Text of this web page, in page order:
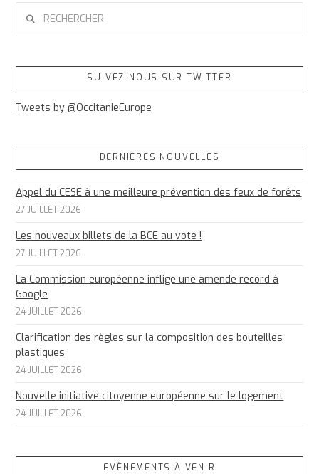
SUIVEZ-NOUS SUR TWITTER
Tweets by @OccitanieEurope
DERNIÈRES NOUVELLES
Appel du CESE à une meilleure prévention des feux de forêts
27 JUILLET 2026
Les nouveaux billets de la BCE au vote !
27 JUILLET 2026
La Commission européenne inflige une amende record à
Google
24 JUILLET 2026
Clarification des règles sur la composition des bouteilles
plastiques
24 JUILLET 2026
Nouvelle initiative citoyenne européenne sur le logement
24 JUILLET 2026
EVÈNEMENTS À VENIR